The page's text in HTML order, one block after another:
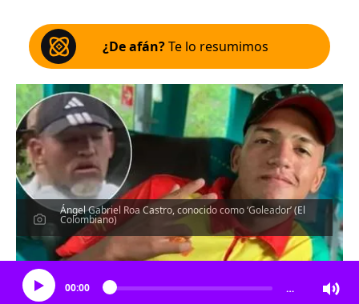
¿De afán?Te lo resumimos
Ángel Gabriel Roa Castro, conocido como ‘Goleador’ (El
Colombiano)
Escucha el artículo
00:00 …